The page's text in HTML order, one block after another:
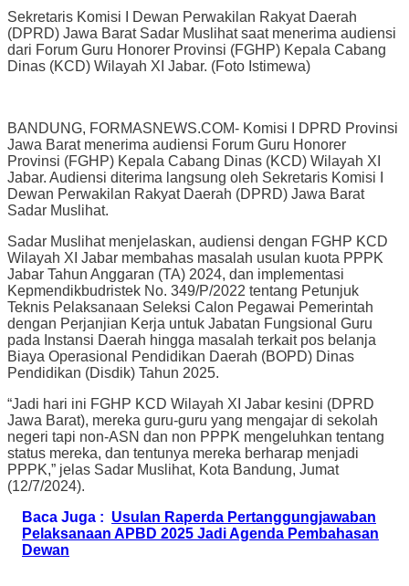
Sekretaris Komisi I Dewan Perwakilan Rakyat Daerah
(DPRD) Jawa Barat Sadar Muslihat saat menerima audiensi
dari Forum Guru Honorer Provinsi (FGHP) Kepala Cabang
Dinas (KCD) Wilayah XI Jabar. (Foto Istimewa)
BANDUNG, FORMASNEWS.COM- Komisi I DPRD Provinsi
Jawa Barat menerima audiensi Forum Guru Honorer
Provinsi (FGHP) Kepala Cabang Dinas (KCD) Wilayah XI
Jabar. Audiensi diterima langsung oleh Sekretaris Komisi I
Dewan Perwakilan Rakyat Daerah (DPRD) Jawa Barat
Sadar Muslihat.
Sadar Muslihat menjelaskan, audiensi dengan FGHP KCD
Wilayah XI Jabar membahas masalah usulan kuota PPPK
Jabar Tahun Anggaran (TA) 2024, dan implementasi
Kepmendikbudristek No. 349/P/2022 tentang Petunjuk
Teknis Pelaksanaan Seleksi Calon Pegawai Pemerintah
dengan Perjanjian Kerja untuk Jabatan Fungsional Guru
pada Instansi Daerah hingga masalah terkait pos belanja
Biaya Operasional Pendidikan Daerah (BOPD) Dinas
Pendidikan (Disdik) Tahun 2025.
“Jadi hari ini FGHP KCD Wilayah XI Jabar kesini (DPRD
Jawa Barat), mereka guru-guru yang mengajar di sekolah
negeri tapi non-ASN dan non PPPK mengeluhkan tentang
status mereka, dan tentunya mereka berharap menjadi
PPPK,” jelas Sadar Muslihat, Kota Bandung, Jumat
(12/7/2024).
Baca Juga : Usulan Raperda Pertanggungjawaban
Pelaksanaan APBD 2025 Jadi Agenda Pembahasan
Dewan